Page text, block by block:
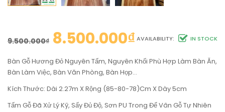
9.500.000₫ 8.500.000₫ AVAILABILITY: IN STOCK
Bàn Gỗ Hương Đỏ Nguyên Tấm, Nguyên Khối Phù Hợp Làm Bàn Ăn,
Bàn Làm Việc, Bàn Văn Phòng, Bàn Họp…
Kích Thước: Dài 2.27m X Rộng (85-80-78)cm X Dày 5cm
Tấm Gỗ Đã Xử Lý Kỹ, Sấy Đủ Độ, Sơn PU Trong Để Vân Gỗ Tự Nhiên